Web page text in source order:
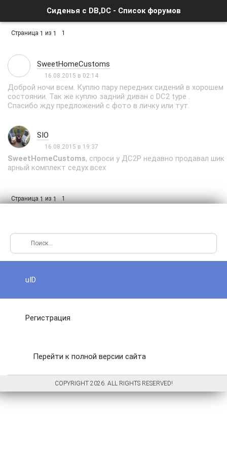
Сиденья с DB,DC - Список форумов
Страница 1 из 1 1
SweetHomeCustoms
16.08.2015 в 02:14
Доброй ночи всем. Куплю пару передних сидений в хорошем
состоянии. Так же куплю задний диван с DC2 type .
Спасибо жду предложений с фото в личку или тут.
SIO
16.08.2015 в 19:37
SweetHomeCustoms, спроси у ДС2Р недавно продавал шик
арный комплект седух всех
Страница1из1 1
uID
Регистрация
Перейти к полной версии сайта
COPYRIGHT 2026. ALL RIGHTS RESERVED!